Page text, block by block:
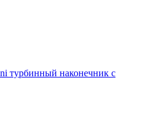
турбинный наконечник с